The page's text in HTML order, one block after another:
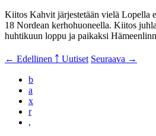
Kiitos Kahvit järjestetään vielä Lopella
18 Nordean kerhohuoneella. Kiitos
huhtikuun loppu ja paikaksi
← Edellinen ￪ Uutiset Seuraava →
b
a
x
r
,